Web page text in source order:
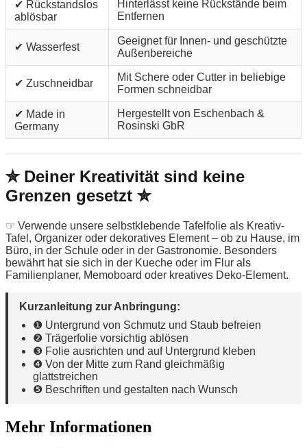
✔ Rückstandslos
ablösbar
Hinterlässt keine Rückstände beim
Entfernen
✔ Wasserfest
Geeignet für Innen- und geschützte
Außenbereiche
✔ Zuschneidbar
Mit Schere oder Cutter in beliebige
Formen schneidbar
✔ Made in
Germany
Hergestellt von Eschenbach &
Rosinski GbR
✮ Deiner Kreativität sind keine
Grenzen gesetzt ✮
☞ Verwende unsere selbstklebende Tafelfolie als Kreativ-
Tafel, Organizer oder dekoratives Element – ob zu Hause, im
Büro, in der Schule oder in der Gastronomie. Besonders
bewährt hat sie sich in der Kueche oder im Flur als
Familienplaner, Memoboard oder kreatives Deko-Element.
Kurzanleitung zur Anbringung:
❶ Untergrund von Schmutz und Staub befreien
❷ Trägerfolie vorsichtig ablösen
❸ Folie ausrichten und auf Untergrund kleben
❹ Von der Mitte zum Rand gleichmäßig
glattstreichen
❺ Beschriften und gestalten nach Wunsch
Mehr Informationen